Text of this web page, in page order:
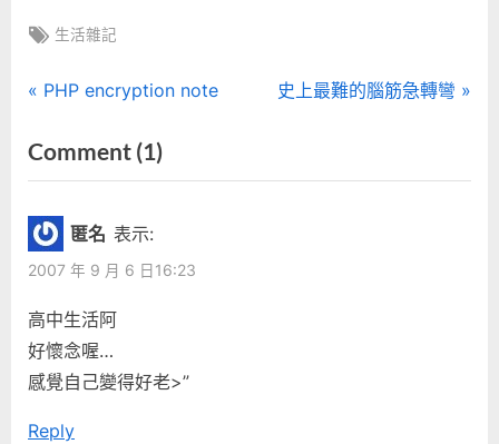
Tags:
生活雜記
文
章
導
覽
P
e
v
i
o
u
P
o
t
PHP encryption note
N
t
史上最難的腦筋急轉彎
Comment (1)on
“忙….
匿名 表示:
2007 年 9 月 6 日16:23
高中生活阿
好懷念喔…
感覺自己變得好老>”
Reply